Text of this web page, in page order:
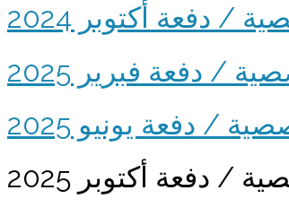
دفعة أكتوبر 2024
/ دفعة فبرير 2025
/ دفعة يونيو 2025
دفعة أكتوبر 2025